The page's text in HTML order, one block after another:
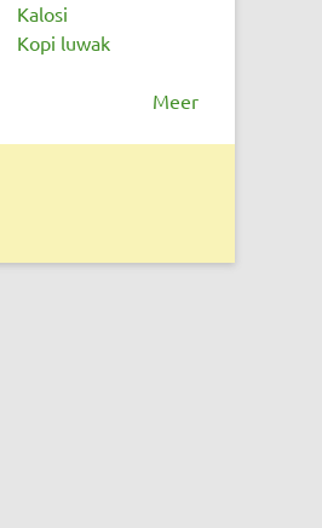
Kalosi
Kopi luwak
Meer